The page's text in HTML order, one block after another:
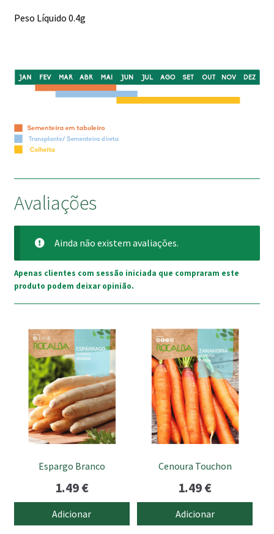
Peso Líquido 0.4g
Avaliações
Ainda não existem avaliações.
Apenas clientes com sessão iniciada que compraram este
produto podem deixar opinião.
Espargo Branco
1.49€
Adicionar
Cenoura Touchon
1.49€
Adicionar